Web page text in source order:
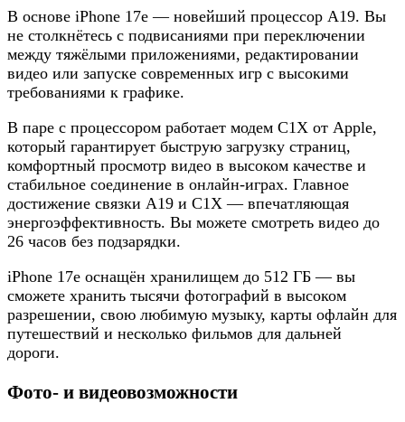
В основе iPhone 17e — новейший процессор A19. Вы
не столкнётесь с подвисаниями при переключении
между тяжёлыми приложениями, редактировании
видео или запуске современных игр с высокими
требованиями к графике.
В паре с процессором работает модем C1X от Apple,
который гарантирует быструю загрузку страниц,
комфортный просмотр видео в высоком качестве и
стабильное соединение в онлайн-играх. Главное
достижение связки A19 и C1X — впечатляющая
энергоэффективность. Вы можете смотреть видео до
26 часов без подзарядки.
iPhone 17e оснащён хранилищем до 512 ГБ — вы
сможете хранить тысячи фотографий в высоком
разрешении, свою любимую музыку, карты офлайн для
путешествий и несколько фильмов для дальней
дороги.
Фото- и видеовозможности